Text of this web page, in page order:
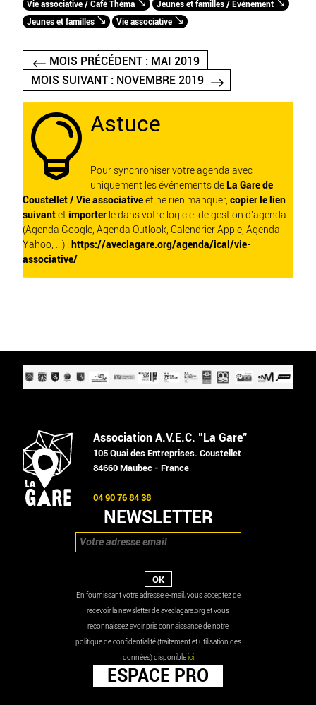
Vie associative / Café Théma
Jeunes et familles / Evénement
Jeunes et familles
Vie associative
MOIS PRÉCÉDENT : MAI 2019
MOIS SUIVANT : NOVEMBRE 2019
 Astuce
Pour synchroniser votre agenda avec
uniquement les événements de La Gare de
Coustellet / Vie associativeet ne rien manquer, copier le lien
suivantet importer le dans votre logiciel de gestion d'agenda
(Agenda Google, Agenda Outlook, Calendrier Apple, Agenda
Yahoo, ...) : https://aveclagare.org/agenda/ical/vie-
associative/
Association A.V.E.C. "La Gare"
105 Quai des Entreprises. Coustellet
84660 Maubec - France
04 90 76 84 38
NEWSLETTER
En fournissant votre adresse e-mail, vous acceptez de
recevoir la newsletter de aveclagare.org et vous
reconnaissez avoir pris connaissance de notre
politique de confidentialité (traitement et utilisation des
données) disponibleici
ESPACE PRO